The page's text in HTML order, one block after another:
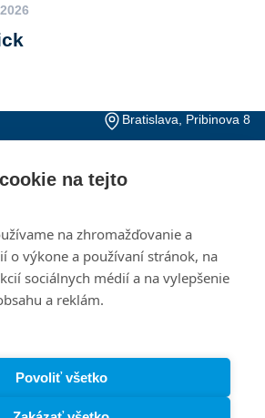
na tejto
na zhromažďovanie a
o výkone a používaní stránok, na
sociálnych médií a na vylepšenie
a reklám.
Povoliť všetko
Bratislava, Pribinova 8
Otváracie hodiny
Ochrana osobných
údajov